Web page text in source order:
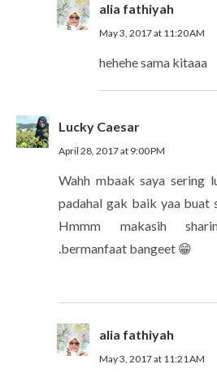
alia fathiyah
May 3, 2017 at 11:20 AM
hehehe sama kitaaa
Lucky Caesar
April 28, 2017 at 9:00 PM
Wahh mbaak saya sering
padahal gak baik yaa buat
Hmmm makasih
.bermanfaat bangeet 😁
alia fathiyah
May 3, 2017 at 11:21 AM